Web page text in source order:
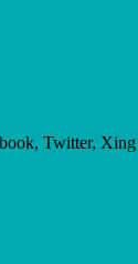
Twitter,